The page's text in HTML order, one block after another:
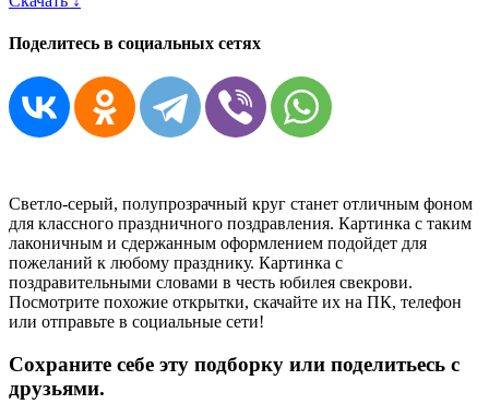
Поделитесь в социальных сетях
Светло-серый, полупрозрачный круг станет отличным фоном
для классного праздничного поздравления. Картинка с таким
лаконичным и сдержанным оформлением подойдет для
пожеланий к любому празднику. Картинка с
поздравительными словами в честь юбилея свекрови.
Посмотрите похожие открытки, скачайте их на ПК, телефон
или отправьте в социальные сети!
Сохраните себе эту подборку или поделитьесь с
друзьями.